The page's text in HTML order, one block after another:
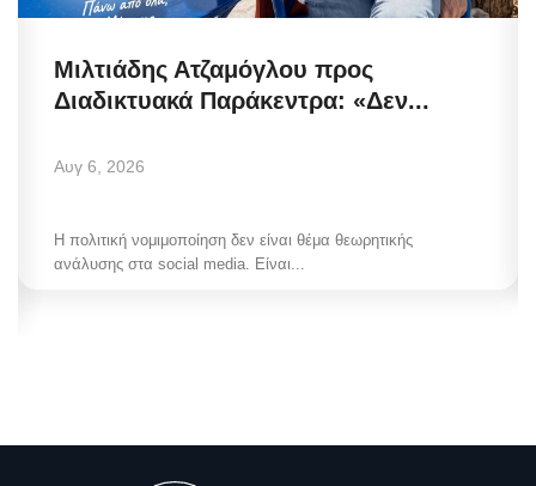
Μιλτιάδης Ατζαμόγλου προς
Διαδικτυακά Παράκεντρα: «Δεν...
Αυγ 6, 2026
Η πολιτική νομιμοποίηση δεν είναι θέμα θεωρητικής
ανάλυσης στα social media. Είναι...